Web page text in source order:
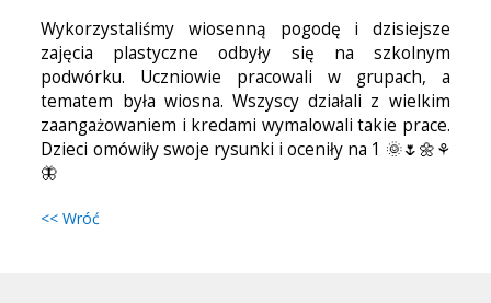
Wykorzystaliśmy wiosenną pogodę i dzisiejsze
zajęcia plastyczne odbyły się na szkolnym
podwórku. Uczniowie pracowali w grupach, a
tematem była wiosna. Wszyscy działali z wielkim
zaangażowaniem i kredami wymalowali takie prace.
Dzieci omówiły swoje rysunki i oceniły na 1 🌞🌷🌼⚘️
🦋
<< Wróć